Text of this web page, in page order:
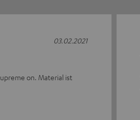
on. Material ist
03.02.2021